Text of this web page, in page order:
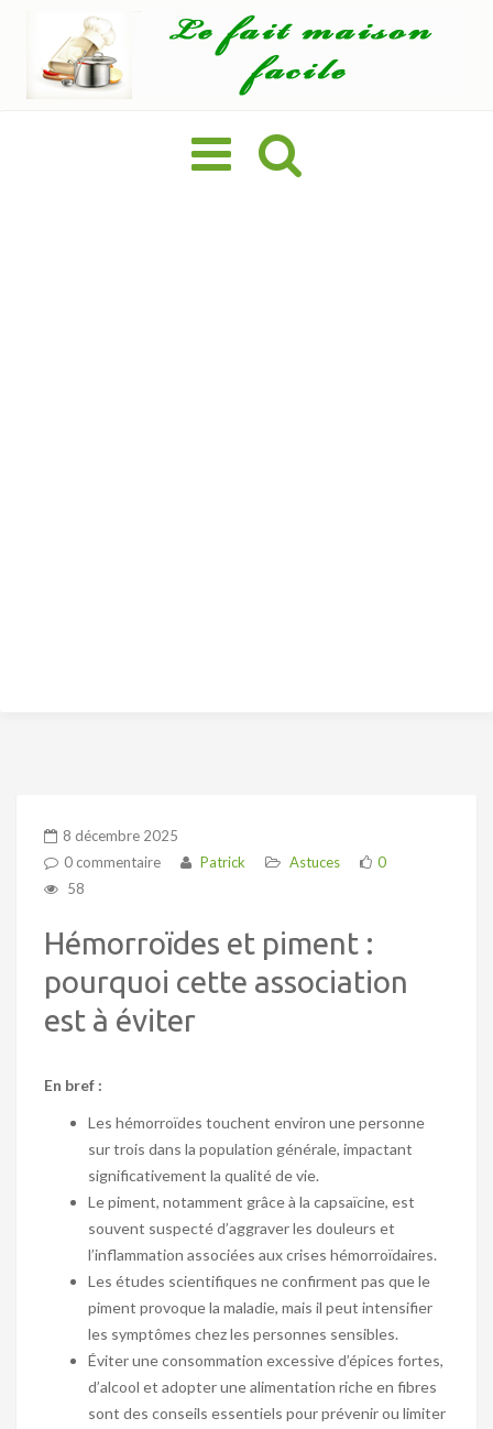
Basculer
la
navigation
8 décembre 2025
0 commentaire
Patrick Astuces
0
58
Hémorroïdes et piment :
pourquoi cette association
est à éviter
En bref :
Les hémorroïdes touchent environ une personne
sur trois dans la population générale, impactant
significativement la qualité de vie.
Le piment, notamment grâce à la capsaïcine, est
souvent suspecté d’aggraver les douleurs et
l’inflammation associées aux crises hémorroïdaires.
Les études scientifiques ne confirment pas que le
piment provoque la maladie, mais il peut intensifier
les symptômes chez les personnes sensibles.
Éviter une consommation excessive d’épices fortes,
d’alcool et adopter une alimentation riche en fibres
sont des conseils essentiels pour prévenir ou limiter